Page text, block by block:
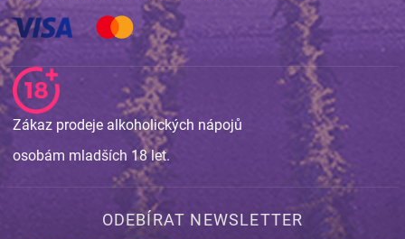
Zákaz prodeje alkoholických nápojů
osobám mladších 18 let.
ODEBÍRAT NEWSLETTER